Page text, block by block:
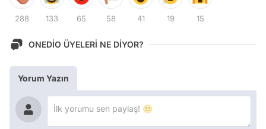
288 133 65 58 41 19 15
ONEDİO ÜYELERİ NE DİYOR?
Yorum Yazın